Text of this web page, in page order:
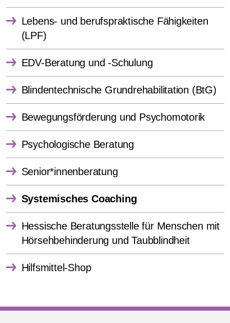
Lebens- und berufspraktische Fähigkeiten
(LPF)
EDV-Beratung und -Schulung
Blindentechnische Grundrehabilitation (BtG)
Bewegungsförderung und Psychomotorik
Psychologische Beratung
Senior*innenberatung
Systemisches Coaching
Hessische Beratungsstelle für Menschen mit
Hörsehbehinderung und Taubblindheit
Hilfsmittel-Shop